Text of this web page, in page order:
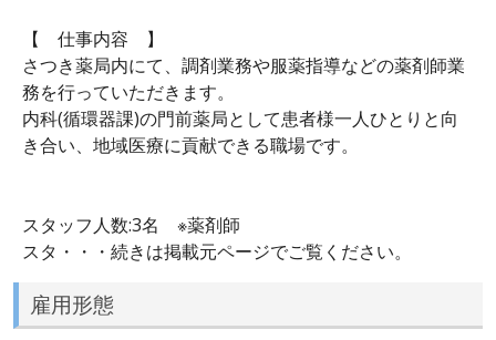
【 仕事内容 】
さつき薬局内にて、調剤業務や服薬指導などの薬剤師業
務を行っていただきます。
内科(循環器課)の門前薬局として患者様一人ひとりと向
き合い、地域医療に貢献できる職場です。
スタッフ人数:3名 ※薬剤師
スタ・・・続きは掲載元ページでご覧ください。
雇用形態